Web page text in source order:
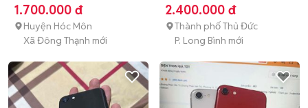
hành
1.700.000 đ
Huyện Hóc Môn
Xã Đông Thạnh mới
2.400.000 đ
Thành phố Thủ Đức
P. Long Bình mới